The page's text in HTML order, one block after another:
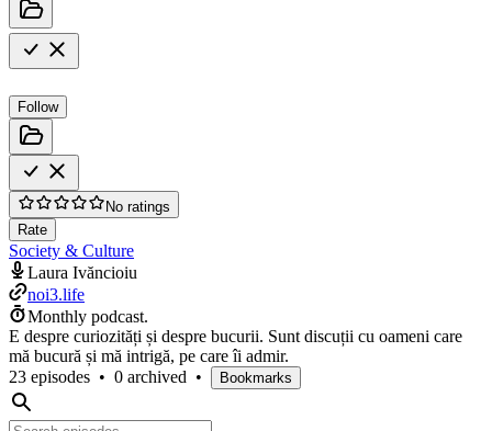
Follow
No ratings
Rate
Society & Culture
Laura Ivăncioiu
noi3.life
Monthly podcast.
E despre curiozități și despre bucurii. Sunt discuții cu oameni care
mă bucură și mă intrigă, pe care îi admir.
23 episodes • 0 archived • Bookmarks